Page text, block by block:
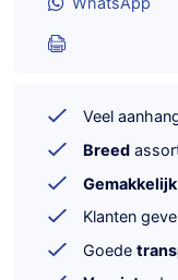
Veel
Breed
Klanten
Goede